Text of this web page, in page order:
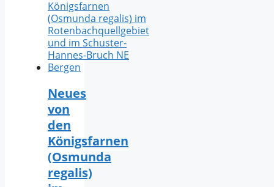
Neues
von
den
Königsfarnen
(Osmunda
regalis)